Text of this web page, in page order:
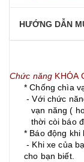
HƯỚNG DẪN
Chức năng KHÓA
* Chống chìa
- Với chức
vạn năng (
thời còi báo
* Báo động khi
- Khi xe của
cho bạn biết.